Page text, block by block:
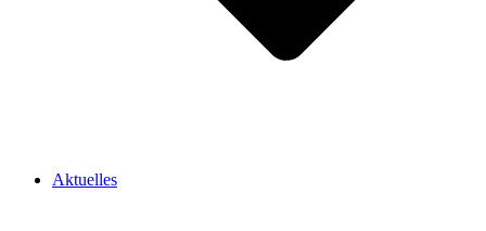
Aktuelles